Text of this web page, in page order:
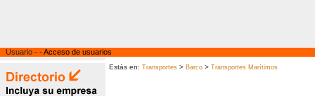
Usuario - -Acceso de usuarios
Estás en: Transportes > Barco > Transportes Marítimos